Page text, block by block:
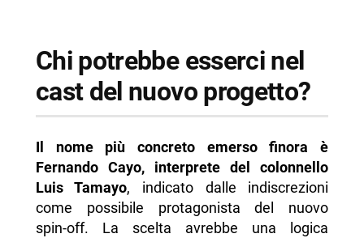
Chi potrebbe esserci nel
cast del nuovo progetto?
Il nome più concreto emerso finora è
Fernando Cayo, interprete del colonnello
Luis Tamayo, indicato dalle indiscrezioni
come possibile protagonista del nuovo
spin-off. La scelta avrebbe una logica